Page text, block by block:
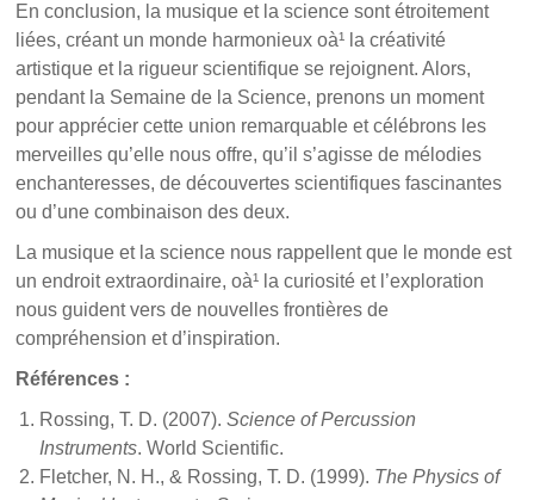
En conclusion, la musique et la science sont étroitement
liées, créant un monde harmonieux oà¹ la créativité
artistique et la rigueur scientifique se rejoignent. Alors,
pendant la Semaine de la Science, prenons un moment
pour apprécier cette union remarquable et célébrons les
merveilles qu’elle nous offre, qu’il s’agisse de mélodies
enchanteresses, de découvertes scientifiques fascinantes
ou d’une combinaison des deux.
La musique et la science nous rappellent que le monde est
un endroit extraordinaire, oà¹ la curiosité et l’exploration
nous guident vers de nouvelles frontières de
compréhension et d’inspiration.
Références :
Rossing, T. D. (2007).Science of Percussion
Instruments. World Scientific.
Fletcher, N. H., & Rossing, T. D. (1999). The Physics of